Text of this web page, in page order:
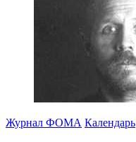
Журнал ФОМА Календарь